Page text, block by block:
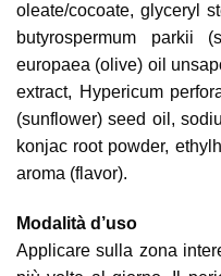
oleate/cocoate, glyceryl
butyrospermum parkii
europaea (olive) oil
extract, Hypericum
(sunflower) seed oil,
konjac root powder,
aroma (flavor).
Modalità d’uso
Applicare sulla zona